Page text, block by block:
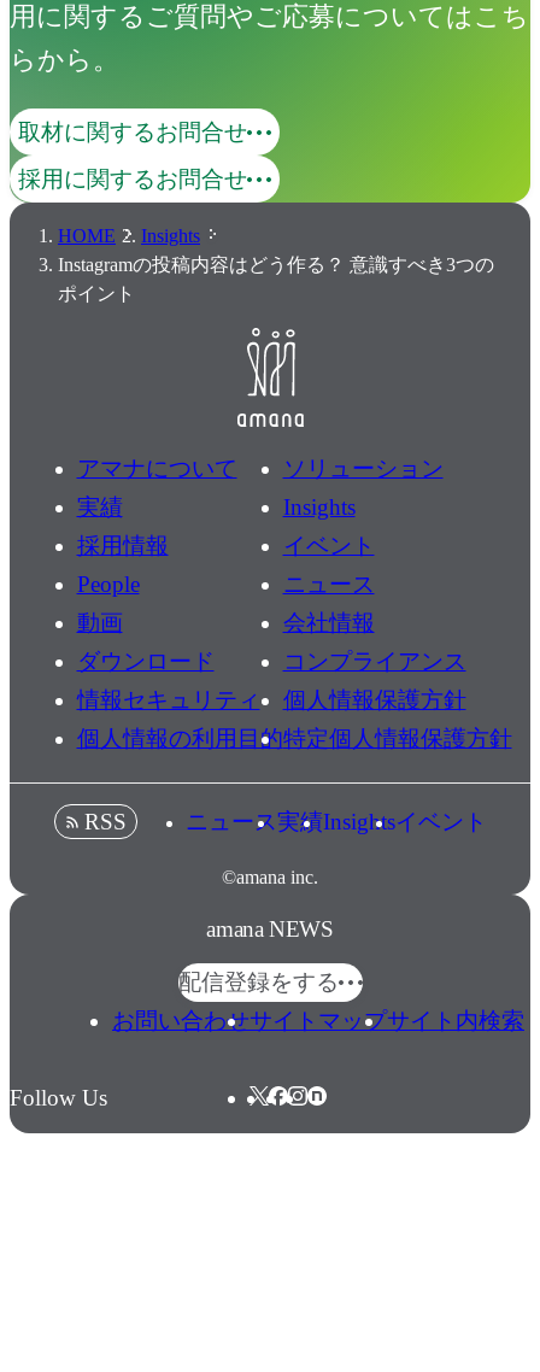
用に関するご質問やご応募についてはこち
らから。
取材に関するお問合せ
採用に関するお問合せ
HOME
Insights
Instagramの投稿内容はどう作る？ 意識すべき3つの
ポイント
アマナについて
ソリューション
実績
Insights
採用情報
イベント
People
ニュース
動画
会社情報
ダウンロード
コンプライアンス
情報セキュリティ
個人情報保護方針
個人情報の利用目的特定個人情報保護方針
©amana inc.
RSS ニュース実績Insightsイベント
amana NEWS
配信登録をする
お問い合わせサイトマップサイト内検索
Follow Us